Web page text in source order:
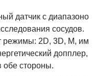
датчик с диапазоно
сосудов.
режимы: 2D, 3D, М, им
допплер,
обе стороны.